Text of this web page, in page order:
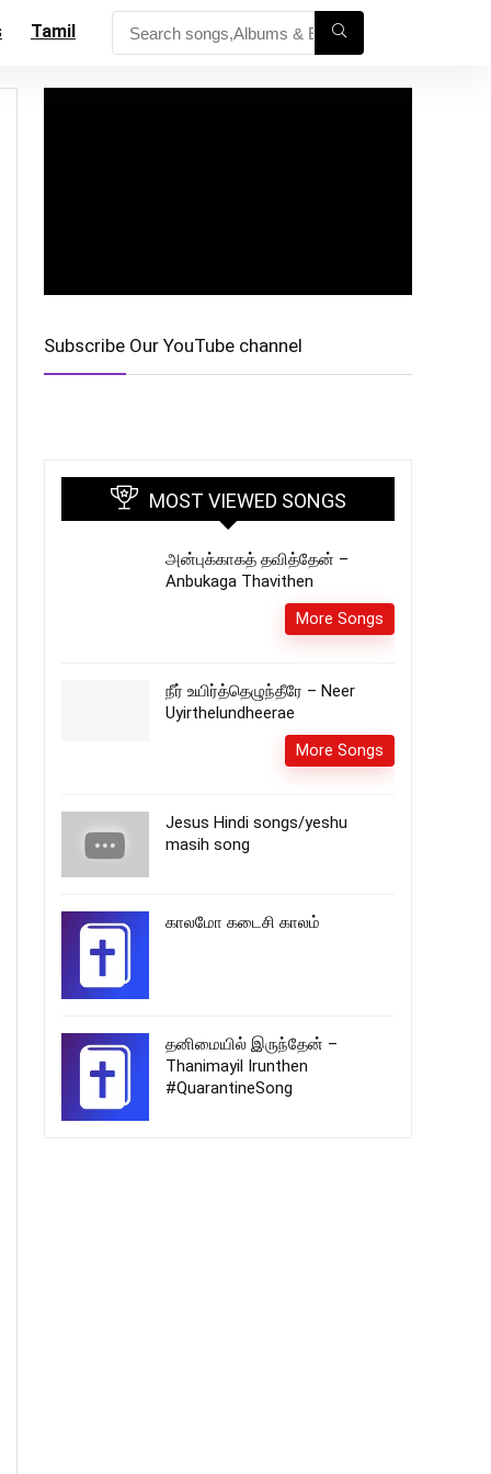
Tamil
Subscribe Our YouTube channel
MOST VIEWED SONGS
அன்புக்காகத் தவித்தேன் –
Anbukaga Thavithen
More Songs
நீர் உயிர்த்தெழுந்தீரே – Neer
Uyirthelundheerae
More Songs
Jesus Hindi songs/yeshu
masih song
காலமோ கடைசி காலம்
தனிமையில் இருந்தேன் –
Thanimayil Irunthen
#QuarantineSong